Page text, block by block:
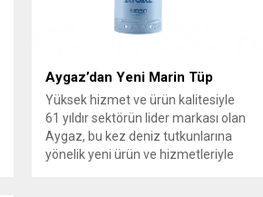
Aygaz’dan Yeni Marin Tüp
Yüksek hizmet ve ürün kalitesiyle
61 yıldır sektörün lider markası olan
Aygaz, bu kez deniz tutkunlarına
yönelik yeni ürün ve hizmetleriyle